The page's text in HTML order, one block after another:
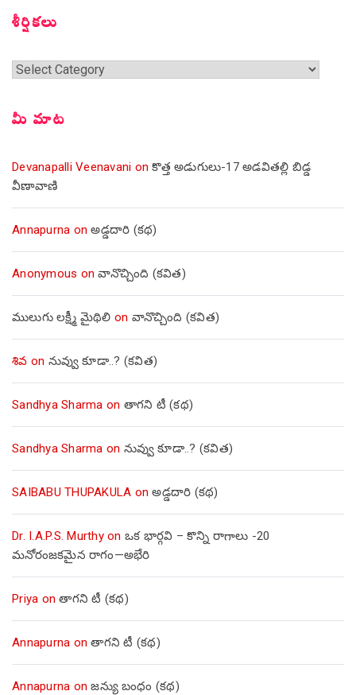
శీర్షికలు
శీర్షికలు
మీ మాట
Devanapalli Veenavani onకొత్త అడుగులు-17 అడవితల్లి బిడ్డ
వీణావాణి
Annapurna onఅడ్డదారి (కథ)
Anonymous onవానొచ్చింది (కవిత)
ములుగు లక్ష్మీ మైథిలి on వానొచ్చింది (కవిత)
శివ on నువ్వు కూడా..? (కవిత)
Sandhya Sharma on తాగని టీ (కథ)
Sandhya Sharma on నువ్వు కూడా..? (కవిత)
SAIBABU THUPAKULA onఅడ్డదారి (కథ)
Dr. I.A.P.S. Murthyon ఒక భార్గవి – కొన్ని రాగాలు -20
మనోరంజకమైన రాగం—అభేరి
Priya onతాగని టీ (కథ)
Annapurna onతాగని టీ (కథ)
Annapurna onజన్యు బంధం (కథ)